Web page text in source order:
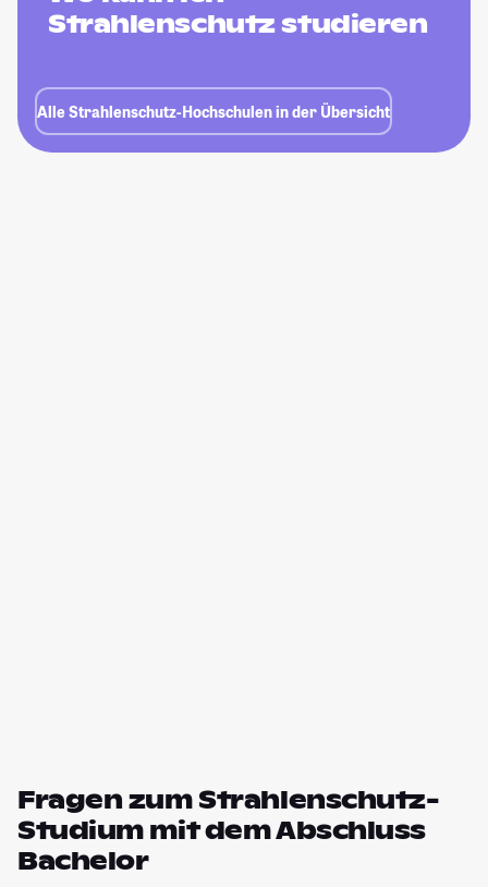
Strahlenschutz studieren
Alle Strahlenschutz-Hochschulen in der Übersicht
Fragen zum Strahlenschutz-
Studium mit dem Abschluss
Bachelor